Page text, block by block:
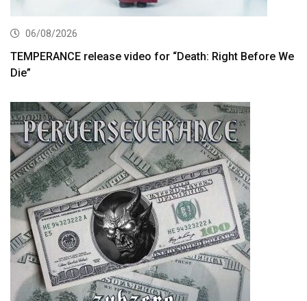
06/08/2026
TEMPERANCE release video for “Death: Right Before We
Die”